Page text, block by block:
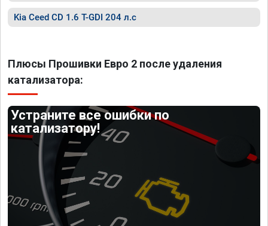
Kia Ceed CD 1.6 T-GDI 204 л.с
Плюсы Прошивки Евро 2 после удаления
катализатора:
Устраните все ошибки по
катализатору!